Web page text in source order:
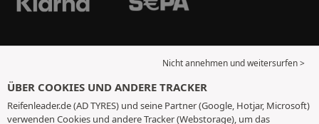
Nicht annehmen und weitersurfen >
ÜBER COOKIES UND ANDERE TRACKER
Reifenleader.de (AD TYRES) und seine Partner (Google, Hotjar, Microsoft)
verwenden Cookies und andere Tracker (Webstorage), um das